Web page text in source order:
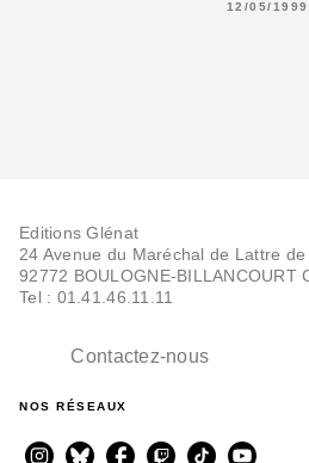
12/05/1999
Editions Glénat
24 Avenue du Maréchal de Lattre
92772 BOULOGNE-BILLANCOURT
Tel : 01.41.46.11.11
Contactez-nous
NOS RÉSEAUX